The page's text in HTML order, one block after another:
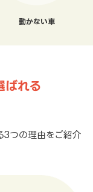
動かない車
ばれる
3つの理由をご紹介